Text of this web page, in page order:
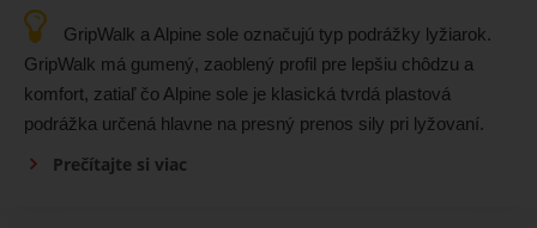
GripWalk a Alpine sole označujú typ podrážky lyžiarok.
GripWalk má gumený, zaoblený profil pre lepšiu chôdzu a
komfort, zatiaľ čo Alpine sole je klasická tvrdá plastová
podrážka určená hlavne na presný prenos sily pri lyžovaní.
Prečítajte si viac